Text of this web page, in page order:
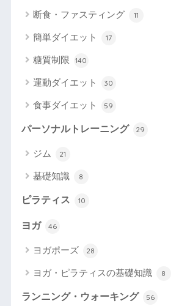
断食・ファスティング 11
簡単ダイエット 17
糖質制限 140
運動ダイエット 30
食事ダイエット 59
パーソナルトレーニング 29
ジム 21
基礎知識 8
ピラティス 10
ヨガ 46
ヨガポーズ 28
ヨガ・ピラティスの基礎知識 8
ランニング・ウォーキング 56